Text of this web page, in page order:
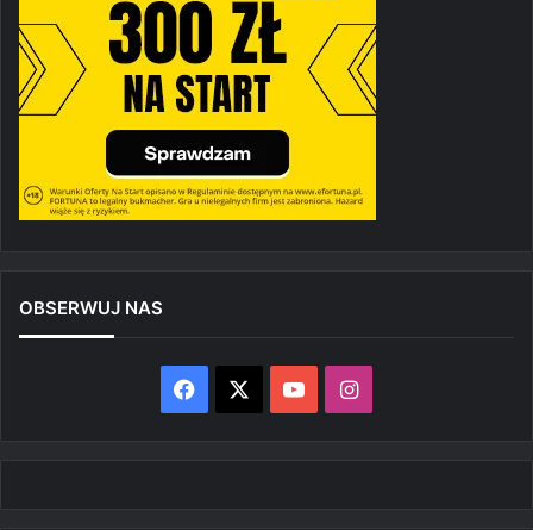
OBSERWUJ NAS
Facebook YouTubeInstagram